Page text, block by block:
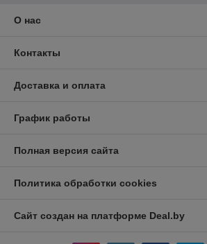
О нас
Контакты
Доставка и оплата
График работы
Полная версия сайта
Политика обработки cookies
Сайт создан на платформе Deal.by